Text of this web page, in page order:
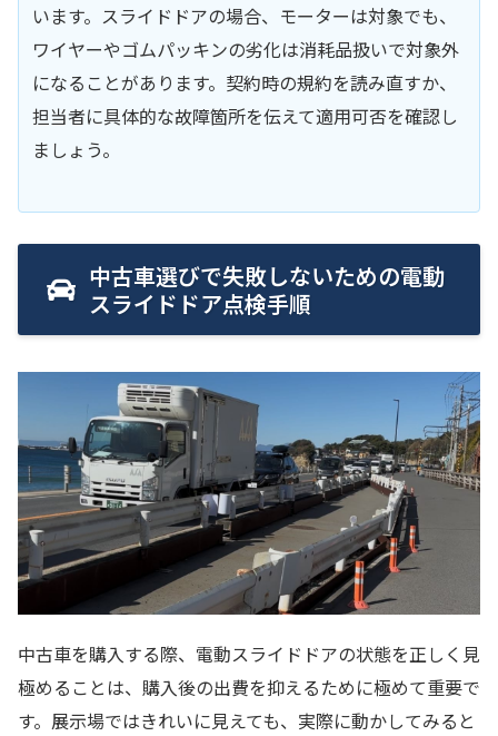
います。スライドドアの場合、モーターは対象でも、
ワイヤーやゴムパッキンの劣化は消耗品扱いで対象外
になることがあります。契約時の規約を読み直すか、
担当者に具体的な故障箇所を伝えて適用可否を確認し
ましょう。
中古車選びで失敗しないための電動
スライドドア点検手順
中古車を購入する際、電動スライドドアの状態を正しく見
極めることは、購入後の出費を抑えるために極めて重要で
す。展示場ではきれいに見えても、実際に動かしてみると